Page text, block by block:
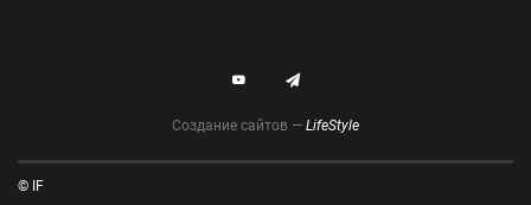
Создание сайтов — LifeStyle
© IF